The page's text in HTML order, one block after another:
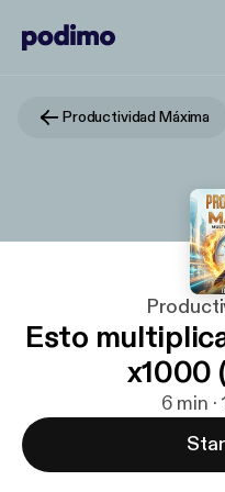
Productividad Máxima
Esto
x1000
6 min